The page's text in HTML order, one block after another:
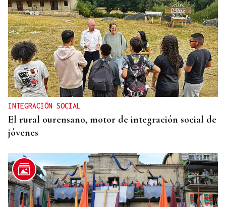
INTEGRACIÓN SOCIAL
El rural ourensano, motor de integración social de
jóvenes